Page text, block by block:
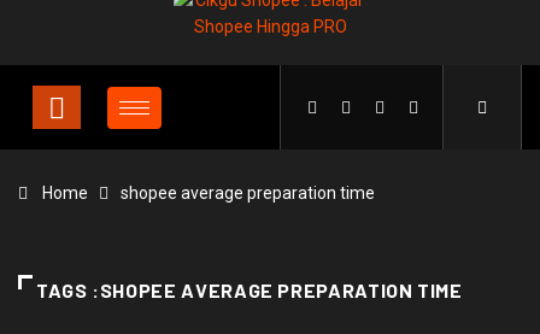
Home shopee average preparation time
TAGS :SHOPEE AVERAGE PREPARATION TIME